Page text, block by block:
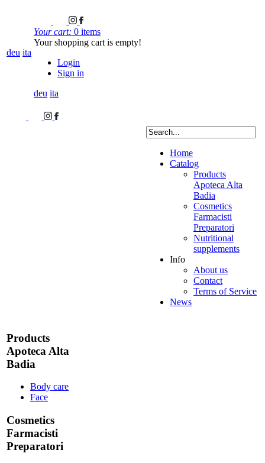
deu ita
Your cart: 0 items
Your shopping cart is empty!
Login
Sign in
deu ita
Home
Catalog
Products
Apoteca Alta
Badia
Cosmetics
Farmacisti
Preparatori
Nutritional
supplements
Info
About us
Contact
Terms of Service
News
Products
Apoteca Alta
Badia
Body care
Face
Cosmetics
Farmacisti
Preparatori